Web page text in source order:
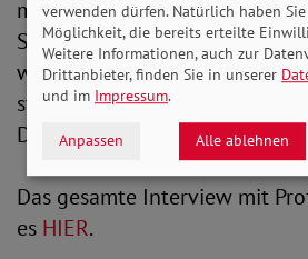
müssen uns zwangsläufig
Schutzvorkehrungen treffen.
werden sich weiterentwickeln.
sterben durch die Hitze jedes
Deutschland mehrere Tausend
Das gesamte Interview mit
es HIER.
verwenden dürfen. Natürlich haben
Möglichkeit, die bereits erteilte
Weitere Informationen, auch zur
Drittanbieter, finden Sie in unserer
und im Impressum.
Anpassen Alle ablehnen